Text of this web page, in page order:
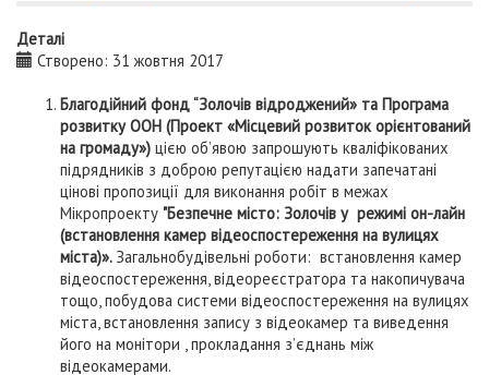
Деталі
Створено: 31 жовтня 2017
Благодійний фонд “Золочів відроджений» та Програма
розвитку ООН (Проект «Місцевий розвиток орієнтований
на громаду») цією об’явою запрошують кваліфікованих
підрядників з доброю репутацією надати запечатані
цінові пропозиції для виконання робіт в межах
Мікропроекту "Безпечне місто: Золочів у режимі он-лайн
(встановлення камер відеоспостереження на вулицях
міста)». Загальнобудівельні роботи: встановлення камер
відеоспостереження, відеореєстратора та накопичувача
тощо, побудова системи відеоспостереження на вулицях
міста, встановлення запису з відеокамер та виведення
його на монітори , прокладання з’єднань між
відеокамерами.